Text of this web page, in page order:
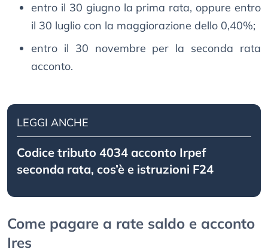
entro il 30 giugno la prima rata, oppure entro
il 30 luglio con la maggiorazione dello 0,40%;
entro il 30 novembre per la seconda rata
acconto.
LEGGI ANCHE
Codice tributo 4034 acconto Irpef
seconda rata, cos’è e istruzioni F24
Come pagare a rate saldo e acconto
Ires